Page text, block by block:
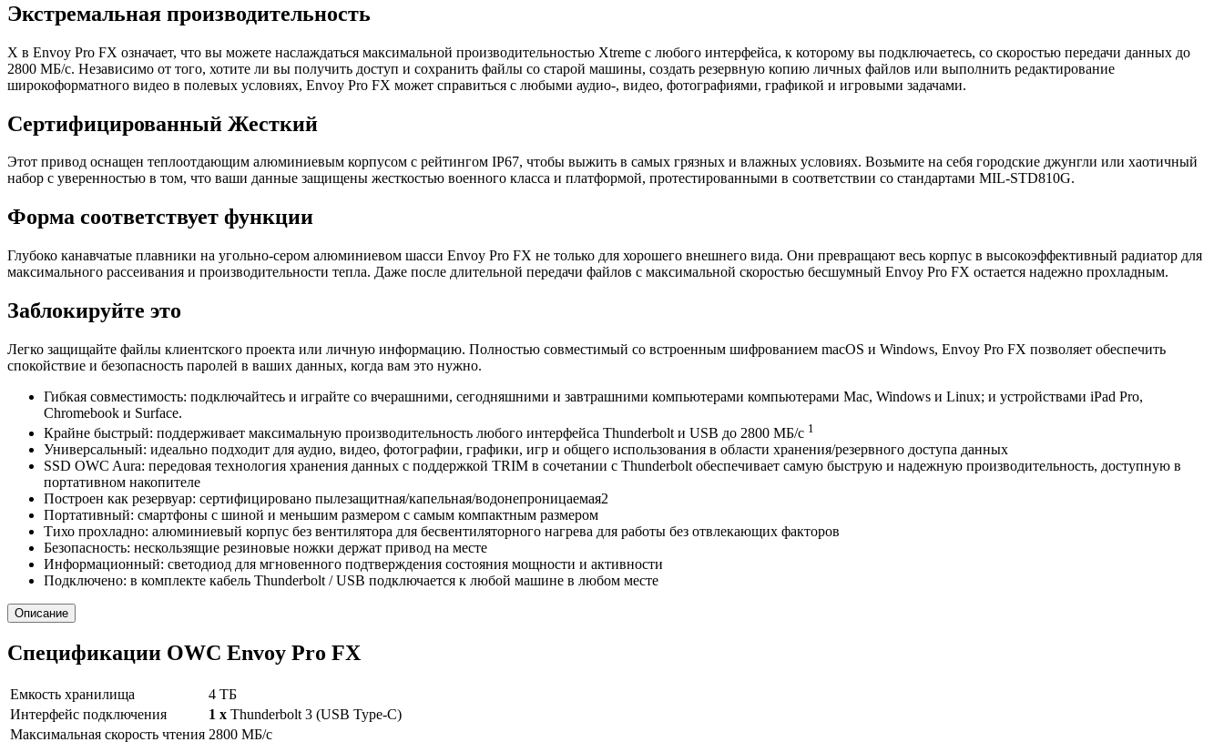
Экстремальная производительность
X в Envoy Pro FX означает, что вы можете наслаждаться максимальной производительностью Xtreme с любого интерфейса, к которому вы подключаетесь, со скоростью передачи данных до
2800 МБ/с. Независимо от того, хотите ли вы получить доступ и сохранить файлы со старой машины, создать резервную копию личных файлов или выполнить редактирование
широкоформатного видео в полевых условиях, Envoy Pro FX может справиться с любыми аудио-, видео, фотографиями, графикой и игровыми задачами.
Сертифицированный Жесткий
Этот привод оснащен теплоотдающим алюминиевым корпусом с рейтингом IP67, чтобы выжить в самых грязных и влажных условиях. Возьмите на себя городские джунгли или хаотичный
набор с уверенностью в том, что ваши данные защищены жесткостью военного класса и платформой, протестированными в соответствии со стандартами MIL-STD810G.
Форма соответствует функции
Глубоко канавчатые плавники на угольно-сером алюминиевом шасси Envoy Pro FX не только для хорошего внешнего вида. Они превращают весь корпус в высокоэффективный радиатор для
максимального рассеивания и производительности тепла. Даже после длительной передачи файлов с максимальной скоростью бесшумный Envoy Pro FX остается надежно прохладным.
Заблокируйте это
Легко защищайте файлы клиентского проекта или личную информацию. Полностью совместимый со встроенным шифрованием macOS и Windows, Envoy Pro FX позволяет обеспечить
спокойствие и безопасность паролей в ваших данных, когда вам это нужно.
Гибкая совместимость: подключайтесь и играйте со вчерашними, сегодняшними и завтрашними компьютерами компьютерами Mac, Windows и Linux; и устройствами iPad Pro,
Chromebook и Surface.
Крайне быстрый: поддерживает максимальную производительность любого интерфейса Thunderbolt и USB до 2800 МБ/с 1
Универсальный: идеально подходит для аудио, видео, фотографии, графики, игр и общего использования в области хранения/резервного доступа данных
SSD OWC Aura: передовая технология хранения данных с поддержкой TRIM в сочетании с Thunderbolt обеспечивает самую быструю и надежную производительность, доступную в
портативном накопителе
Построен как резервуар: сертифицировано пылезащитная/капельная/водонепроницаемая2
Портативный: смартфоны с шиной и меньшим размером с самым компактным размером
Тихо прохладно: алюминиевый корпус без вентилятора для бесвентиляторного нагрева для работы без отвлекающих факторов
Безопасность: нескользящие резиновые ножки держат привод на месте
Информационный: светодиод для мгновенного подтверждения состояния мощности и активности
Подключено: в комплекте кабель Thunderbolt / USB подключается к любой машине в любом месте
Описание
Спецификации OWC Envoy Pro FX
Емкость хранилища
4 ТБ
Интерфейс подключения
1 х Thunderbolt 3 (USB Type-C)
Максимальная скорость чтения 2800 МБ/с